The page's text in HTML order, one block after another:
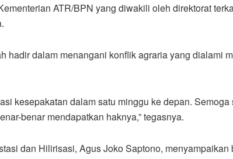
ATR/BPN yang diwakili oleh direktorat
hadir dalam menangani konflik agraria yang dialami
kesepakatan dalam satu minggu ke depan. Semoga
benar mendapatkan haknya,” tegasnya.
dan Hilirisasi, Agus Joko Saptono, menyampaikan